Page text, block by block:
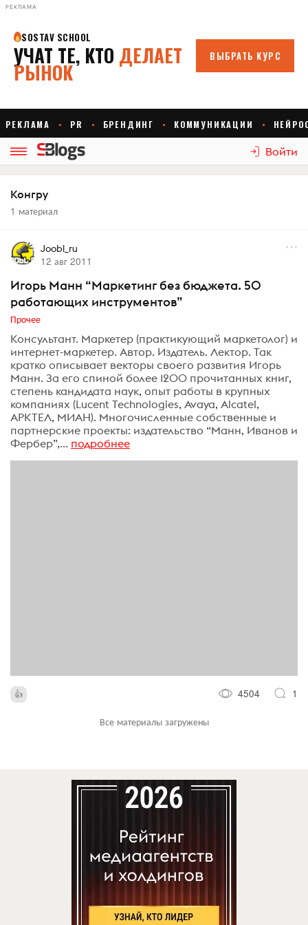
РЕКЛАМА
Войти
Конгру
1 материал
Joobl_ru
12 авг 2011
Игорь Манн “Маркетинг без бюджета. 50
работающих инструментов”
Прочее
Консультант. Маркетер (практикующий маркетолог) и
интернет-маркетер. Автор. Издатель. Лектор. Так
кратко описывает векторы своего развития Игорь
Манн. За его спиной более 1200 прочитанных книг,
степень кандидата наук, опыт работы в крупных
компаниях (Lucent Technologies, Avaya, Alcatel,
АРКТЕЛ, МИАН). Многочисленные собственные и
партнерские проекты: издательство “Манн, Иванов и
Фербер”,... подробнее
4504 1
Все материалы загружены